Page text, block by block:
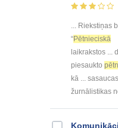
... Riekstiņas
“Pētnieciskā
laikrakstos ...
piesaukto
kā ...
žurnālistikas